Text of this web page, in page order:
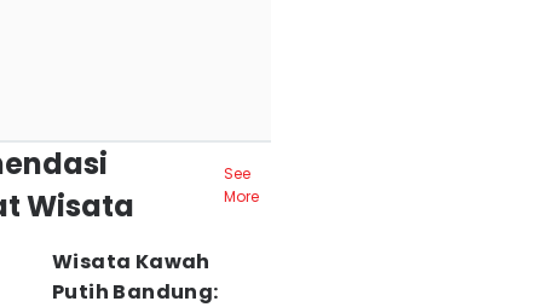
Wisata
See
More
Wisata Kawah
Putih Bandung: